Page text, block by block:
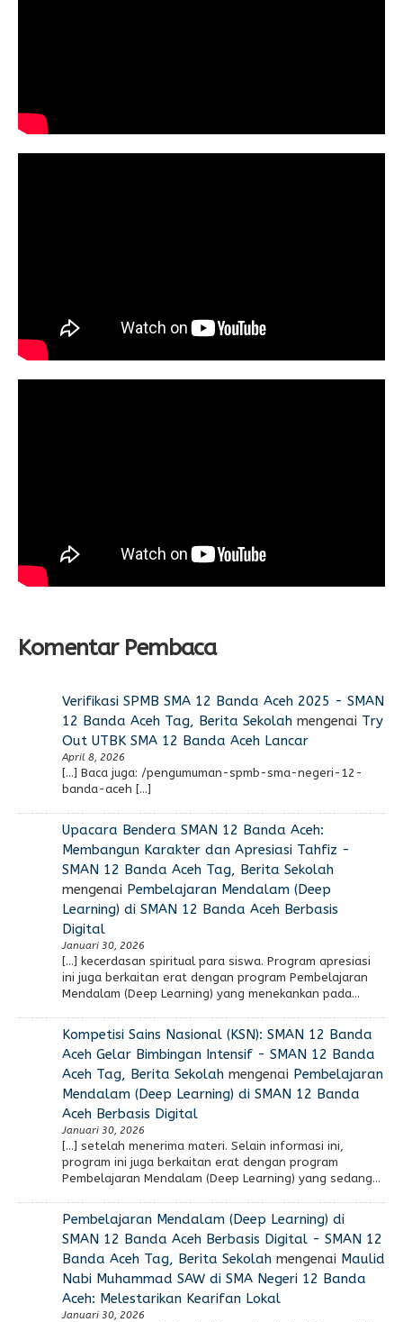
Komentar Pembaca
Verifikasi SPMB SMA 12 Banda Aceh 2025 - SMAN
12 Banda Aceh Tag, Berita Sekolahmengenai Try
Out UTBK SMA 12 Banda Aceh Lancar
April 8, 2026
[…] Baca juga: /pengumuman-spmb-sma-negeri-12-
banda-aceh […]
Upacara Bendera SMAN 12 Banda Aceh:
Membangun Karakter dan Apresiasi Tahfiz -
SMAN 12 Banda Aceh Tag, Berita Sekolah
mengenai Pembelajaran Mendalam (Deep
Learning) di SMAN 12 Banda Aceh Berbasis
Digital
Januari 30, 2026
[…] kecerdasan spiritual para siswa. Program apresiasi
ini juga berkaitan erat dengan program Pembelajaran
Mendalam (Deep Learning) yang menekankan pada…
Kompetisi Sains Nasional (KSN): SMAN 12 Banda
Aceh Gelar Bimbingan Intensif - SMAN 12 Banda
Aceh Tag, Berita Sekolahmengenai Pembelajaran
Mendalam (Deep Learning) di SMAN 12 Banda
Aceh Berbasis Digital
Januari 30, 2026
[…] setelah menerima materi. Selain informasi ini,
program ini juga berkaitan erat dengan program
Pembelajaran Mendalam (Deep Learning) yang sedang…
Pembelajaran Mendalam (Deep Learning) di
SMAN 12 Banda Aceh Berbasis Digital - SMAN 12
Banda Aceh Tag, Berita Sekolahmengenai Maulid
Nabi Muhammad SAW di SMA Negeri 12 Banda
Aceh: Melestarikan Kearifan Lokal
Januari 30, 2026